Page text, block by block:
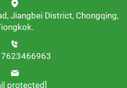
Jiangbei District, Chongqing,
protected]